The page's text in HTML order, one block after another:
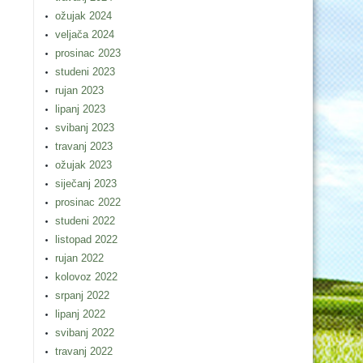
ožujak 2024
veljača 2024
prosinac 2023
studeni 2023
rujan 2023
lipanj 2023
svibanj 2023
travanj 2023
ožujak 2023
siječanj 2023
prosinac 2022
studeni 2022
listopad 2022
rujan 2022
kolovoz 2022
srpanj 2022
lipanj 2022
svibanj 2022
travanj 2022